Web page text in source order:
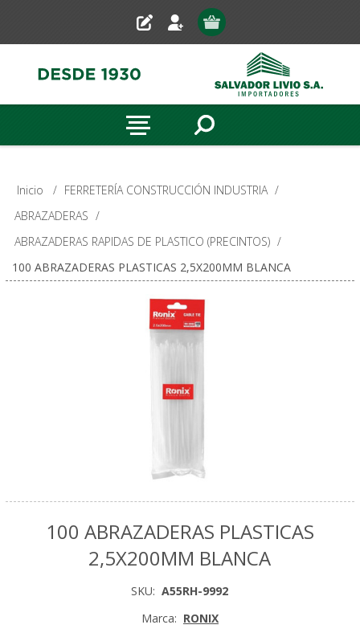
Inicio / FERRETERÍA CONSTRUCCIÓN INDUSTRIA /
ABRAZADERAS /
ABRAZADERAS RAPIDAS DE PLASTICO (PRECINTOS) /
100 ABRAZADERAS PLASTICAS 2,5X200MM BLANCA
100 ABRAZADERAS PLASTICAS
2,5X200MM BLANCA
SKU: A55RH-9992
Marca: RONIX